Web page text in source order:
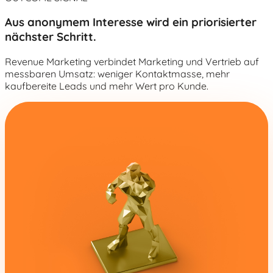
Aus anonymem Interesse wird ein priorisierter
nächster Schritt.
Revenue Marketing verbindet Marketing und Vertrieb auf
messbaren Umsatz: weniger Kontaktmasse, mehr
kaufbereite Leads und mehr Wert pro Kunde.